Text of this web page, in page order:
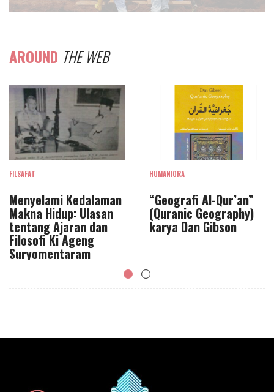
AROUND THE WEB
FILSAFAT
Menyelami Kedalaman
Makna Hidup: Ulasan
tentang Ajaran dan
Filosofi Ki Ageng
Suryomentaram
HUMANIORA
“Geografi Al-Qur’an”
(Quranic Geography)
karya Dan Gibson